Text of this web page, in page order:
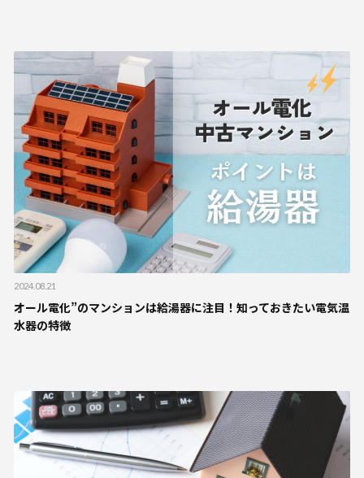
2024.08.21
オール電化”のマンションは給湯器に注目！知っておきたい電気温
水器の特徴